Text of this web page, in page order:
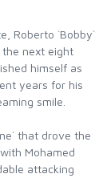
Roberto `Bobby`
the next eight
himself as
years for his
smile.
that drove the
Mohamed
attacking